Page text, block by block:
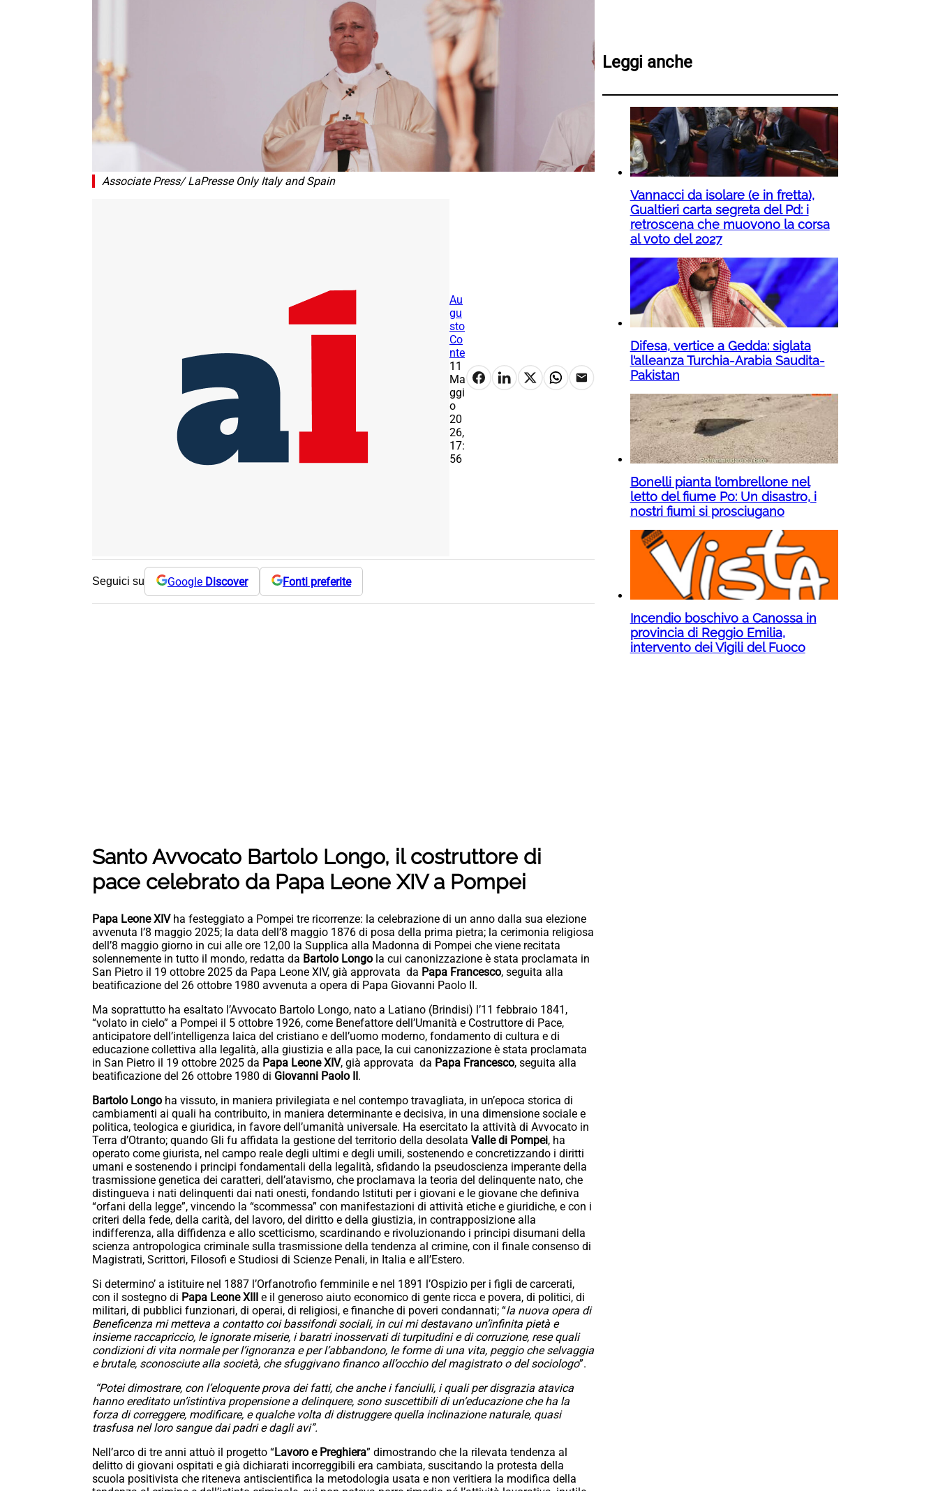
Associate Press/ LaPresse Only Italy and Spain
Au
gu
sto
Co
nte
11
Ma
ggi
o
20
26,
17:
56
Seguici su Google Discover Fonti preferite
Santo Avvocato Bartolo Longo, il costruttore di
pace celebrato da Papa Leone XIV a Pompei
Papa Leone XIVha festeggiato a Pompei tre ricorrenze: la celebrazione di un anno dalla sua elezione
avvenuta l’8 maggio 2025; la data dell’8 maggio 1876 di posa della prima pietra; la cerimonia religiosa
dell’8 maggio giorno in cui alle ore 12,00 la Supplica alla Madonna di Pompei che viene recitata
solennemente in tutto il mondo, redatta da Bartolo Longo la cui canonizzazione è stata proclamata in
San Pietro il 19 ottobre 2025 da Papa Leone XIV, già approvata da Papa Francesco, seguita alla
beatificazione del 26 ottobre 1980 avvenuta a opera di Papa Giovanni Paolo II.
Ma soprattutto ha esaltato l’Avvocato Bartolo Longo, nato a Latiano (Brindisi) l’11 febbraio 1841,
“volato in cielo” a Pompei il 5 ottobre 1926, come Benefattore dell’Umanità e Costruttore di Pace,
anticipatore dell’intelligenza laica del cristiano e dell’uomo moderno, fondamento di cultura e di
educazione collettiva alla legalità, alla giustizia e alla pace, la cui canonizzazione è stata proclamata
in San Pietro il 19 ottobre 2025 da Papa Leone XIV, già approvata da Papa Francesco, seguita alla
beatificazione del 26 ottobre 1980 di Giovanni Paolo II.
Bartolo Longo ha vissuto, in maniera privilegiata e nel contempo travagliata, in un’epoca storica di
cambiamenti ai quali ha contribuito, in maniera determinante e decisiva, in una dimensione sociale e
politica, teologica e giuridica, in favore dell’umanità universale. Ha esercitato la attività di Avvocato in
Terra d’Otranto; quando Gli fu affidata la gestione del territorio della desolata Valle di Pompei, ha
operato come giurista, nel campo reale degli ultimi e degli umili, sostenendo e concretizzando i diritti
umani e sostenendo i principi fondamentali della legalità, sfidando la pseudoscienza imperante della
trasmissione genetica dei caratteri, dell’atavismo, che proclamava la teoria del delinquente nato, che
distingueva i nati delinquenti dai nati onesti, fondando Istituti per i giovani e le giovane che definiva
“orfani della legge”, vincendo la “scommessa” con manifestazioni di attività etiche e giuridiche, e con i
criteri della fede, della carità, del lavoro, del diritto e della giustizia, in contrapposizione alla
indifferenza, alla diffidenza e allo scetticismo, scardinando e rivoluzionando i principi disumani della
scienza antropologica criminale sulla trasmissione della tendenza al crimine, con il finale consenso di
Magistrati, Scrittori, Filosofi e Studiosi di Scienze Penali, in Italia e all’Estero.
Si determino’ a istituire nel 1887 l’Orfanotrofio femminile e nel 1891 l’Ospizio per i figli de carcerati,
con il sostegno di Papa Leone XIII e il generoso aiuto economico di gente ricca e povera, di politici, di
militari, di pubblici funzionari, di operai, di religiosi, e finanche di poveri condannati; “la nuova opera di
Beneficenza mi metteva a contatto coi bassifondi sociali, in cui mi destavano un’infinita pietà e
insieme raccapriccio, le ignorate miserie, i baratri inosservati di turpitudini e di corruzione, rese quali
condizioni di vita normale per l’ignoranza e per l’abbandono, le forme di una vita, peggio che selvaggia
e brutale, sconosciute alla società, che sfuggivano financo all’occhio del magistrato o del sociologo”.
“Potei dimostrare, con l’eloquente prova dei fatti, che anche i fanciulli, i quali per disgrazia atavica
hanno ereditato un’istintiva propensione a delinquere, sono suscettibili di un’educazione che ha la
forza di correggere, modificare, e qualche volta di distruggere quella inclinazione naturale, quasi
trasfusa nel loro sangue dai padri e dagli avi”.
Nell’arco di tre anni attuò il progetto “Lavoro e Preghiera” dimostrando che la rilevata tendenza al
delitto di giovani ospitati e già dichiarati incorreggibili era cambiata, suscitando la protesta della
scuola positivista che riteneva antiscientifica la metodologia usata e non veritiera la modifica della
Leggi anche
Vannacci da isolare (e in fretta),
Gualtieri carta segreta del Pd: i
retroscena che muovono la corsa
al voto del 2027
Difesa, vertice a Gedda: siglata
l’alleanza Turchia-Arabia Saudita-
Pakistan
Bonelli pianta l’ombrellone nel
letto del fiume Po: Un disastro, i
nostri fiumi si prosciugano
Incendio boschivo a Canossa in
provincia di Reggio Emilia,
intervento dei Vigili del Fuoco